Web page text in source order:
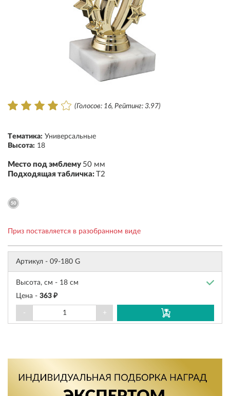
(Голосов: 16, Рейтинг: 3.97)
Тематика: Универсальные
Высота: 18
Место под эмблему 50 мм
Подходящая табличка: Т2
Приз поставляется в разобранном виде
Артикул - 09-180 G
Высота, см - 18 см
Цена - 363 ₽
- +